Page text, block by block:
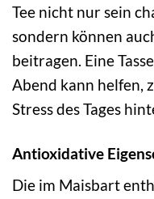
Tee nicht nur sein
sondern können
beitragen. Eine
Abend kann helfen,
Stress des Tages
Antioxidative
Die im Maisbart